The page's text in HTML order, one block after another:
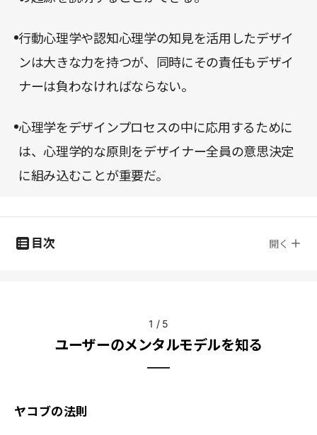
行動心理学や認知心理学の知見を活用したデザイ
ンは大きな力を持つが、同時にその責任もデザイ
ナーは負わなければならない。
心理学をデザインプロセスの中に応用するために
は、心理学的な原則をデザイナー全員の意思決定
に組み込むことが重要だ。
目次 開く
1 / 5
ユーザーのメンタルモデルを知る
ヤコブの法則